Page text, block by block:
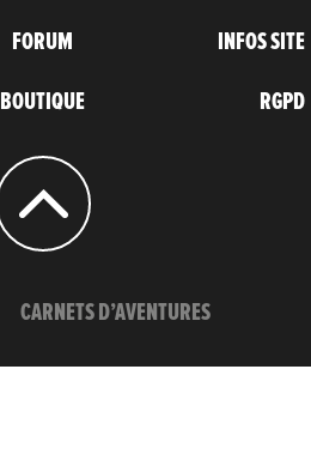
FORUM
BOUTIQUE
INFOS SITE
RGPD
CARNETS D’AVENTURES